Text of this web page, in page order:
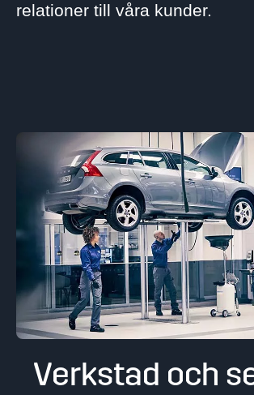
relationer till våra kunder.
Verkstad och